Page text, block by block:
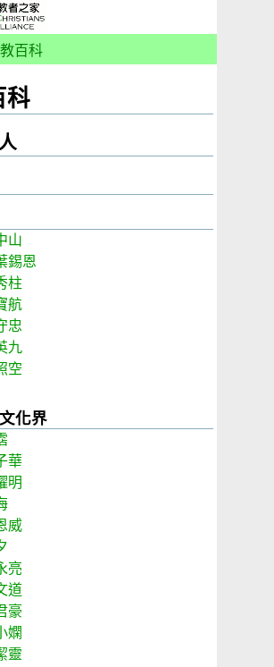
百科
科
山
錫恩
柱
航
忠
九
空
化界
華
明
威
亮
道
豪
嫻
靈